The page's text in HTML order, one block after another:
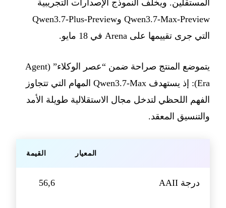
المستقلين. ويخلف النموذج الإصدارات التجريبية
Qwen3.7-Max-Preview وQwen3.7-Plus-Preview
التي جرى تقييمها على Arena في 18 مايو.
يتموضع المنتج صراحة ضمن “عصر الوكلاء” (Agent
Era): إذ يستهدف Qwen3.7-Max المهام التي تتجاوز
الفهم اللحظي لتدخل مجال الاستقلالية طويلة الأمد
والتنسيق المعقد.
المعيار القيمة
درجة AAII 56,6